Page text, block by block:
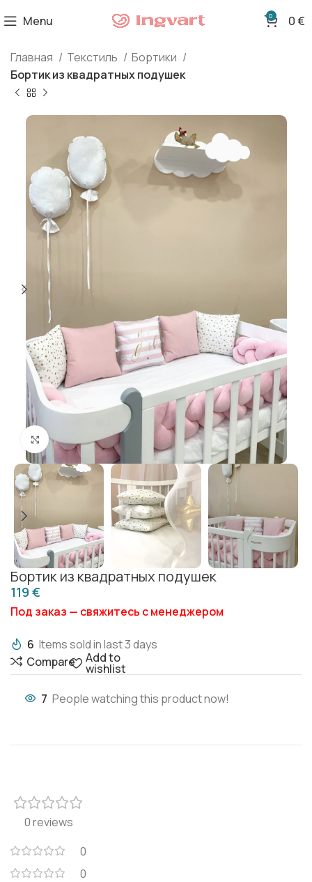
Menu 0 0€
Главная Текстиль
Бортики
Бортик из квадратных подушек
Click to enlarge
Бортик из квадратных подушек
€
Под заказ — свяжитесь с менеджером
6 Items sold in last 3 days
Compare
Add to
wishlist
7 People watching this product now!
0 reviews
0
0